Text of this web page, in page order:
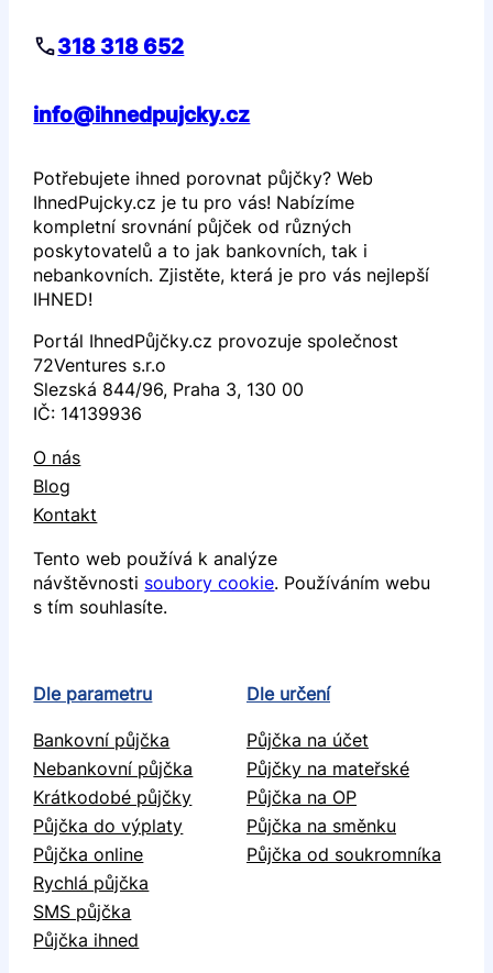
318 318 652
info@ihnedpujcky.cz
Potřebujete ihned porovnat půjčky? Web
IhnedPujcky.cz je tu pro vás! Nabízíme
kompletní srovnání půjček od různých
poskytovatelů a to jak bankovních, tak i
nebankovních. Zjistěte, která je pro vás nejlepší
IHNED!
Portál IhnedPůjčky.cz provozuje společnost
72Ventures s.r.o
Slezská 844/96, Praha 3, 130 00
IČ: 14139936
O nás
Blog
Kontakt
Tento web používá k analýze
návštěvnosti soubory cookie. Používáním webu
s tím souhlasíte.
Dle parametru
Bankovní půjčka
Nebankovní půjčka
Krátkodobé půjčky
Půjčka do výplaty
Půjčka online
Rychlá půjčka
SMS půjčka
Půjčka ihned
Dle určení
Půjčka na účet
Půjčky na mateřské
Půjčka na OP
Půjčka na směnku
Půjčka od soukromníka